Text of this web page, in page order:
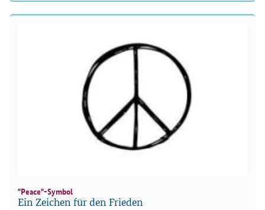
"Peace"-Symbol
Ein Zeichen für den Frieden